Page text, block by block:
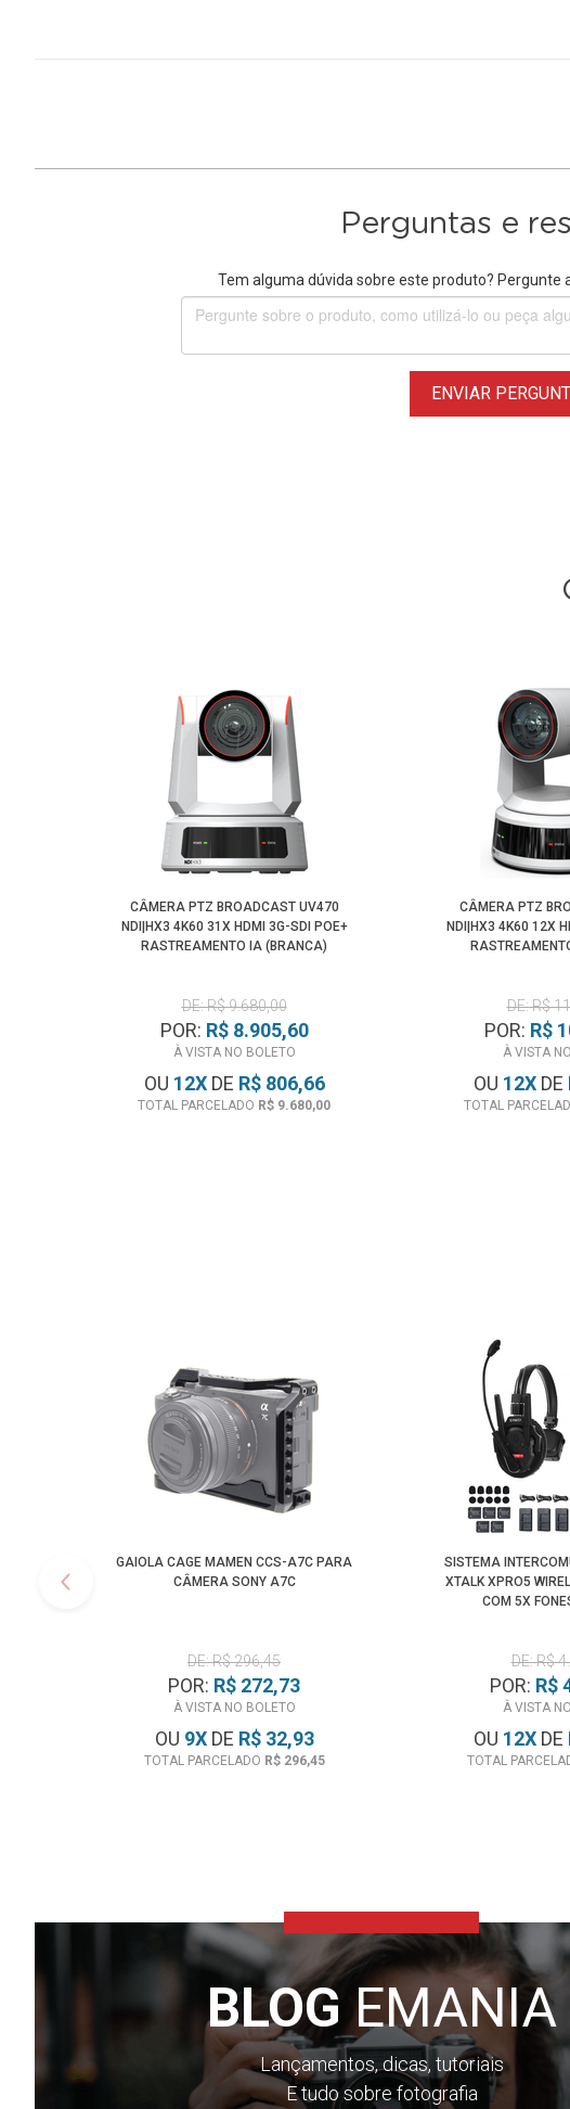
Perguntas e
Tem alguma dúvida sobre este produto? Pergunte
ENVIAR
CÂMERA PTZ BROADCAST UV470
NDI|HX3 4K60 31X HDMI 3G-SDI POE+
RASTREAMENTO IA (BRANCA)
DE: R$ 9.680,00
POR: R$ 8.905,60
À VISTA NO BOLETO
OU 12XDE R$ 806,66
TOTAL PARCELADO R$ 9.680,00
CÂMERA PTZ
NDI|HX3 4K60 12X
DE: R$
POR: R$
À VISTA
OU 12XDE
TOTAL
GAIOLA CAGE MAMEN CCS-A7C PARA
CÂMERA SONY A7C
DE: R$ 296,45
POR: R$ 272,73
À VISTA NO BOLETO
OU 9XDE R$ 32,93
TOTAL PARCELADO R$ 296,45
SISTEMA
XTALK XPRO5
COM 5X
DE: R$
POR: R$
À VISTA
OU 12XDE
TOTAL
BLOGEMANIA
Lançamentos, dicas, tutoriais
E tudo sobre fotografia